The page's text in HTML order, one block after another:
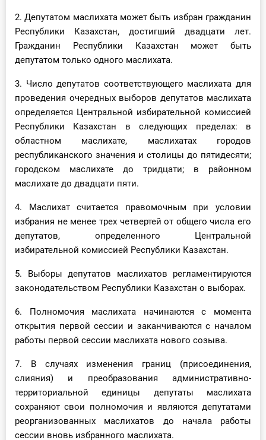
2. Депутатом маслихата может быть избран гражданин
Республики Казахстан, достигший двадцати лет.
Гражданин Республики Казахстан может быть
депутатом только одного маслихата.
3. Число депутатов соответствующего маслихата для
проведения очередных выборов депутатов маслихата
определяется Центральной избирательной комиссией
Республики Казахстан в следующих пределах: в
областном маслихате, маслихатах городов
республиканского значения и столицы до пятидесяти;
городском маслихате до тридцати; в районном
маслихате до двадцати пяти.
4. Маслихат считается правомочным при условии
избрания не менее трех четвертей от общего числа его
депутатов, определенного Центральной
избирательной комиссией Республики Казахстан.
5. Выборы депутатов маслихатов регламентируются
законодательством Республики Казахстан о выборах.
6. Полномочия маслихата начинаются с момента
открытия первой сессии и заканчиваются с началом
работы первой сессии маслихата нового созыва.
7. В случаях изменения границ (присоединения,
слияния) и преобразования административно-
территориальной единицы депутаты маслихата
сохраняют свои полномочия и являются депутатами
реорганизованных маслихатов до начала работы
сессии вновь избранного маслихата.